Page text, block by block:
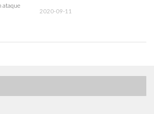
ataque
2020-09-11